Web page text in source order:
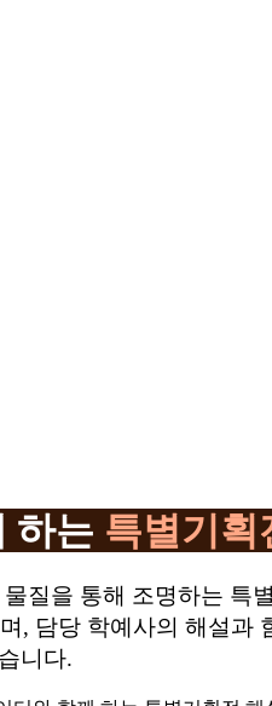
하는 특별기획
질을 통해 조명하는 특
담당 학예사의 해설
니다.